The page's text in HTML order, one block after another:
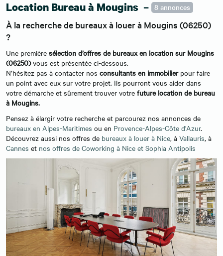
Location Bureau à Mougins – 8 annonces
À la recherche de bureaux à louer à Mougins (06250)
?
Une première sélection d’offres de bureaux en location sur Mougins
(06250)vous est présentée ci-dessous.
N’hésitez pas à contacter nos consultants en immobilier pour faire
un point avec eux sur votre projet. Ils pourront vous aider dans
votre démarche et sûrement trouver votre future location de bureau
à Mougins.
Pensez à élargir votre recherche et parcourez nos annonces de
bureaux en Alpes-Maritimes ou en Provence-Alpes-Côte d'Azur.
Découvrez aussi nos offres de bureaux à louer à Nice, à Vallauris, à
Cannes et nos offres de Coworking à Nice et Sophia Antipolis